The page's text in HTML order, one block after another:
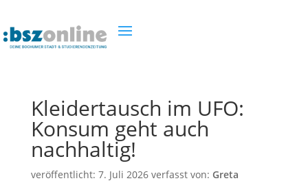
Kleidertausch im UFO:
Konsum geht auch
nachhaltig!
veröffentlicht: 7. Juli 2026verfasst von: Greta